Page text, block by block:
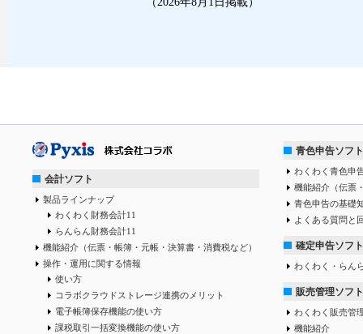
会計ソフト
製品ラインナップ
わくわく財務会計11
らんらん財務会計11
機能紹介（伝票・帳簿・元帳・決算書・消費税など）
操作・運用に関する情報
使い方
コラボクラウドストレージ連携のメリット
電子帳簿保存機能の使い方
課税取引一括変換機能の使い方
青色申告ソフト
わくわく青色申
機能紹介（伝票
青色申告の基礎
よくある質問と
確定申告ソフト
わくわく・らん
販売管理ソフト
わくわく販売管
機能紹介